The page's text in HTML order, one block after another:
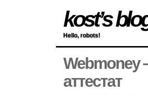
kost’s
Hello, robots!
аттестат